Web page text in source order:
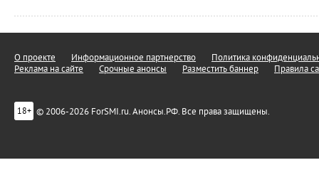
О проекте Информационное партнерство
Политика
Реклама на сайте
Срочные анонсы Разместить баннер Правила
18+ © 2006-2026 ForSMI.ru. Анонсы.РФ. Все права защищены.